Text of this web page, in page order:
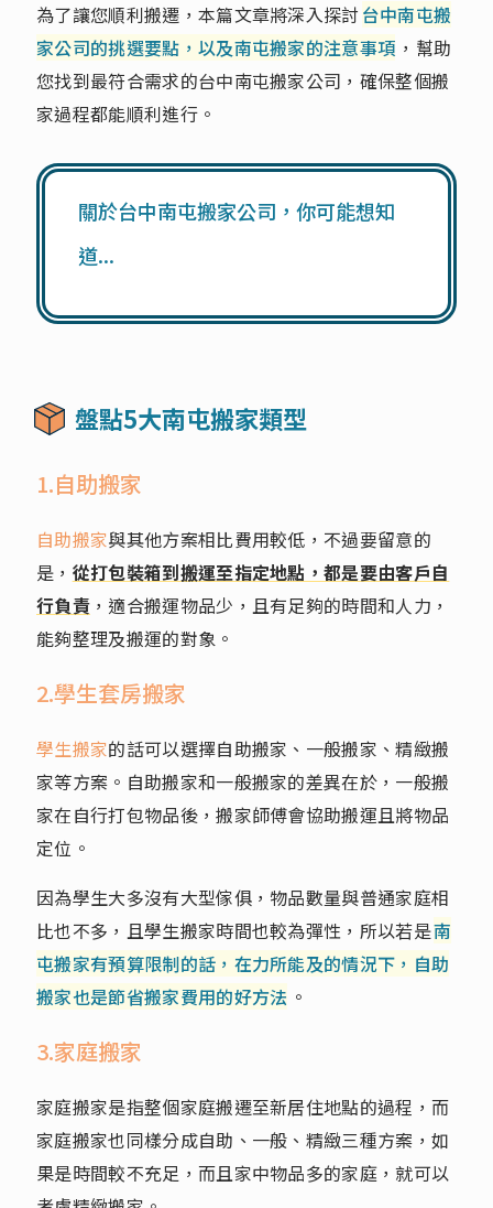
為了讓您順利搬遷，本篇文章將深入探討 台中南屯搬
家公司的挑選要點，以及南屯搬家的注意事項 ，幫助
您找到最符合需求的台中南屯搬家公司，確保整個搬
家過程都能順利進行。
關於台中南屯搬家公司，你可能想知
道...
盤點5大南屯搬家類型
1.自助搬家
自助搬家與其他方案相比費用較低，不過要留意的
是， 從打包裝箱到搬運至指定地點，都是要由客戶自
行負責，適合搬運物品少，且有足夠的時間和人力，
能夠整理及搬運的對象。
2.學生套房搬家
學生搬家的話可以選擇自助搬家、一般搬家、精緻搬
家等方案。自助搬家和一般搬家的差異在於，一般搬
家在自行打包物品後，搬家師傅會協助搬運且將物品
定位。
因為學生大多沒有大型傢俱，物品數量與普通家庭相
比也不多，且學生搬家時間也較為彈性，所以若是南
屯搬家有預算限制的話，在力所能及的情況下，自助
搬家也是節省搬家費用的好方法 。
3.家庭搬家
家庭搬家是指整個家庭搬遷至新居住地點的過程，而
家庭搬家也同樣分成自助、一般、精緻三種方案，如
果是時間較不充足，而且家中物品多的家庭，就可以